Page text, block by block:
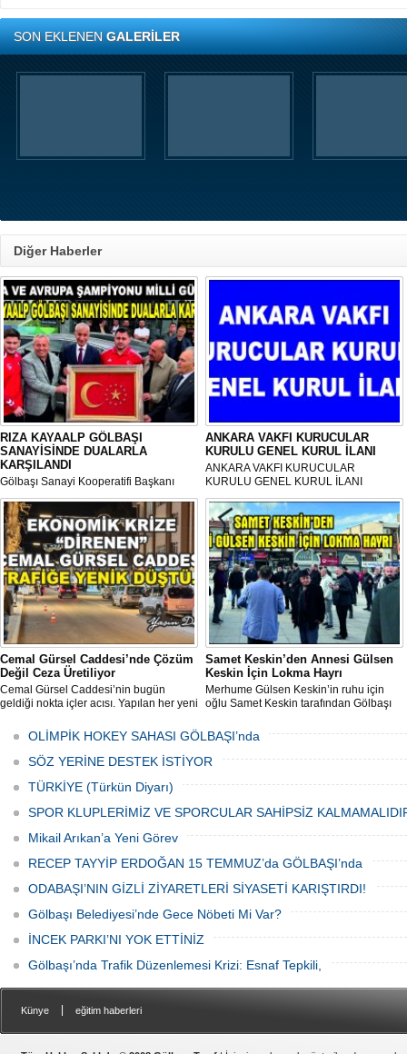
SON EKLENENGALERİLER
Diğer Haberler
RIZA KAYAALP GÖLBAŞI
SANAYİSİNDE DUALARLA
KARŞILANDI
Gölbaşı Sanayi Kooperatifi Başkanı
Mehmet Aktay öncülüğünde, sanayi
esnafı adına düzenlenen anlamlı anma
programı Sanayi Camii’nde yoğun
katılımla gerçekleştirildi.
ANKARA VAKFI KURUCULAR
KURULU GENEL KURUL İLANI
ANKARA VAKFI KURUCULAR
KURULU GENEL KURUL İLANI
Cemal Gürsel Caddesi’nde Çözüm
Değil Ceza Üretiliyor
Cemal Gürsel Caddesi’nin bugün
geldiği nokta içler acısı. Yapılan her yeni
adeta başka bir noktaya taşıyor
Samet Keskin’den Annesi Gülsen
Keskin İçin Lokma Hayrı
Merhume Gülsen Keskin’in ruhu için
oğlu Samet Keskin tarafından Gölbaşı
önünde lokma ikramı gerçekleştirildi.
Düzenlenen hayra çok sayıda siyasi
temsilci, sivil toplum kuruluşu üyeleri ve
OLİMPİK HOKEY SAHASI GÖLBAŞI’nda
SÖZ YERİNE DESTEK İSTİYOR
TÜRKİYE (Türkün Diyarı)
SPOR KLUPLERİMİZ VE SPORCULAR SAHİPSİZ
Mikail Arıkan’a Yeni Görev
RECEP TAYYİP ERDOĞAN 15 TEMMUZ’da GÖLBAŞI’nda
ODABAŞI’NIN GİZLİ ZİYARETLERİ SİYASETİ KARIŞTIRDI!
Gölbaşı Belediyesi’nde Gece Nöbeti Mi Var?
İNCEK PARKI’NI YOK ETTİNİZ
Gölbaşı’nda Trafik Düzenlemesi Krizi: Esnaf Tepkili,
Künye eğitim haberleri